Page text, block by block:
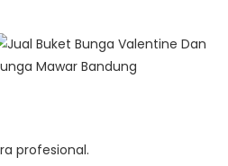
profesional.